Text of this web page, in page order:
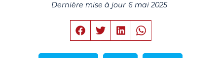
Dernière mise à jour 6 mai 2025